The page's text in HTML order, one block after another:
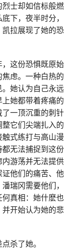
士却如信标般燃
下，夜半时分，
拉展现了她的恐
这份恐惧既原始
虑。一种白热的
她认为自己永远
她都带着疼痛的
一顶沉重的刺针
它们尖端扎入的
式练打与高山漫
无法捕捉到这份
游荡并无法提供
他们的痛苦、他
瑞冈需要他们，
真相：她什麽也
开始认为她的悲
杀了她。